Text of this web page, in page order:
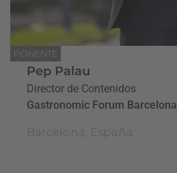
PONENTE
Pep Palau
Director de Contenidos
Gastronomic Forum Barcelona
Barcelona, España